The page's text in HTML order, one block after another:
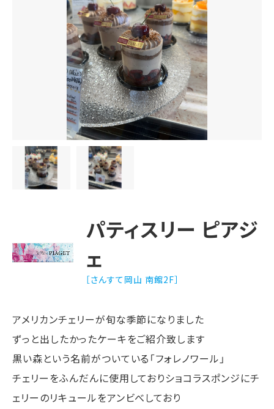
パティスリー ピアジ
ェ
［さんすて岡山 南館2F］
アメリカンチェリーが旬な季節になりました
ずっと出したかったケーキをご紹介致します
黒い森という名前がついている「フォレノワール」
チェリーをふんだんに使用しておりショコラスポンジにチ
ェリーのリキュールをアンビべしており